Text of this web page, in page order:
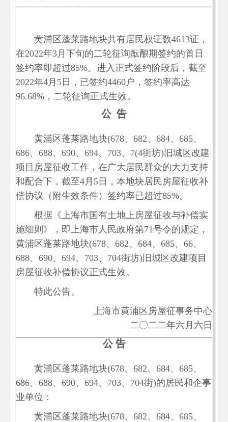
黄浦区蓬莱路地块共有居民权证数4613证，
在2022年3月下旬的二轮征询酝酿期签约的首日
签约率即超过85%。进入正式签约阶段后，截至
2022年4月5日，已签约4460户，签约率高达
96.68%，二轮征询正式生效。
公 告
黄浦区蓬莱路地块(678、682、684、685、
686、688、690、694、703、7(4街坊)旧城区改建
项目房屋征收工作，在广大居民群众的大力支持
和配合下，截至4月5日，本地块居民房屋征收补
偿协议（附生效条件）签约率已超过85%。
根据《上海市国有土地上房屋征收与补偿实
施细则》，即上海市人民政府第71号令的规定，
黄浦区蓬莱路地块(678、682、684、685、66、
688、690、694、703、704街坊)旧城区改建项目
房屋征收补偿协议正式生效。
特此公告。
上海市黄浦区房屋征事务中心
二〇二二年六月六日
公 告
黄浦区蓬莱路地块(678、682、684、685、
686、688、690、694、703、704街)的居民和企事
业单位：
黄浦区蓬莱路地块(678、682、684、685、